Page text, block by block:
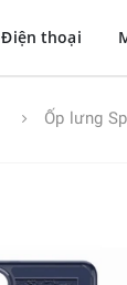
Điện thoại
Ốp lưng